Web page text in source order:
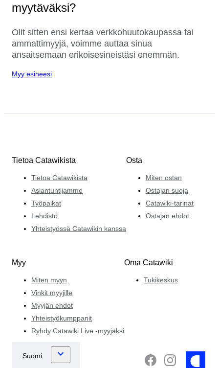
myytäväksi?
Olit sitten ensi kertaa verkkohuutokaupassa tai
ammattimyyjä, voimme auttaa sinua
ansaitsemaan erikoisesineistäsi enemmän.
Myy esineesi
Tietoa Catawikista
Tietoa Catawikista
Asiantuntijamme
Työpaikat
Lehdistö
Yhteistyössä Catawikin kanssa
Osta
Miten ostan
Ostajan suoja
Catawiki-tarinat
Ostajan ehdot
Myy
Miten myyn
Vinkit myyjille
Myyjän ehdot
Yhteistyökumppanit
Ryhdy Catawiki Live -myyjäksi
Oma Catawiki
Tukikeskus